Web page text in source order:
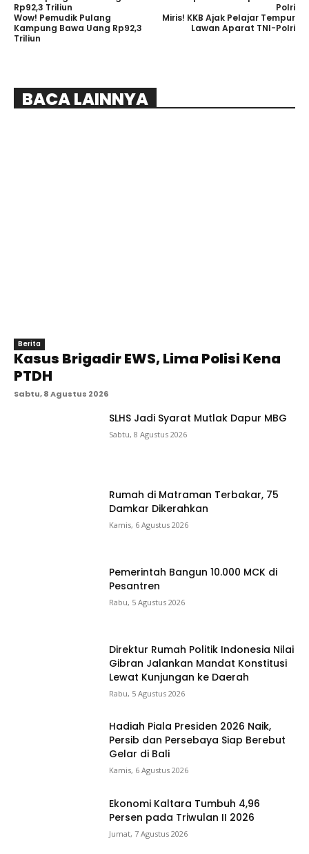
Wow! Pemudik Pulang
Kampung Bawa Uang Rp92,3
Triliun
Miris! KKB Ajak Pelajar Tempur
Lawan Aparat TNI-Polri
BACA LAINNYA
Berita
Kasus Brigadir EWS, Lima Polisi Kena
PTDH
Sabtu, 8 Agustus 2026
SLHS Jadi Syarat Mutlak Dapur MBG
Sabtu, 8 Agustus 2026
Rumah di Matraman Terbakar, 75
Damkar Dikerahkan
Kamis, 6 Agustus 2026
Pemerintah Bangun 10.000 MCK di
Pesantren
Rabu, 5 Agustus 2026
Direktur Rumah Politik Indonesia Nilai
Gibran Jalankan Mandat Konstitusi
Lewat Kunjungan ke Daerah
Rabu, 5 Agustus 2026
Hadiah Piala Presiden 2026 Naik,
Persib dan Persebaya Siap Berebut
Gelar di Bali
Kamis, 6 Agustus 2026
Ekonomi Kaltara Tumbuh 4,96
Persen pada Triwulan II 2026
Jumat, 7 Agustus 2026